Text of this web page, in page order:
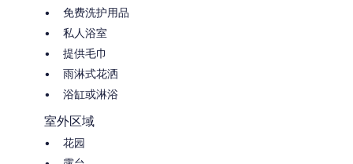
免费洗护用品
私人浴室
提供毛巾
雨淋式花洒
浴缸或淋浴
室外区域
花园